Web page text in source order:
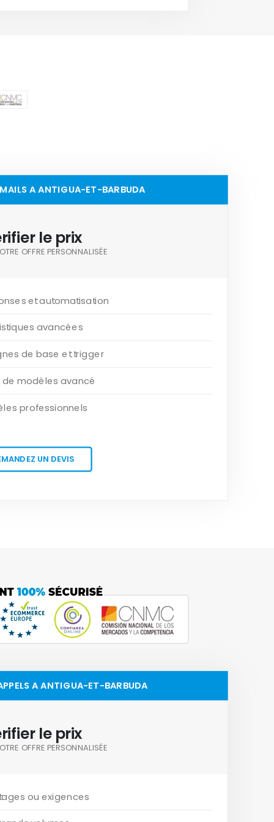
A ANTIGUA-ET-BARBUDA
le prix
OFFRE PERSONNALISÉE
et automatisation
avancées
de base et trigger
de modèles avancé
professionnels
UN DEVIS
A ANTIGUA-ET-BARBUDA
le prix
OFFRE PERSONNALISÉE
ou exigences